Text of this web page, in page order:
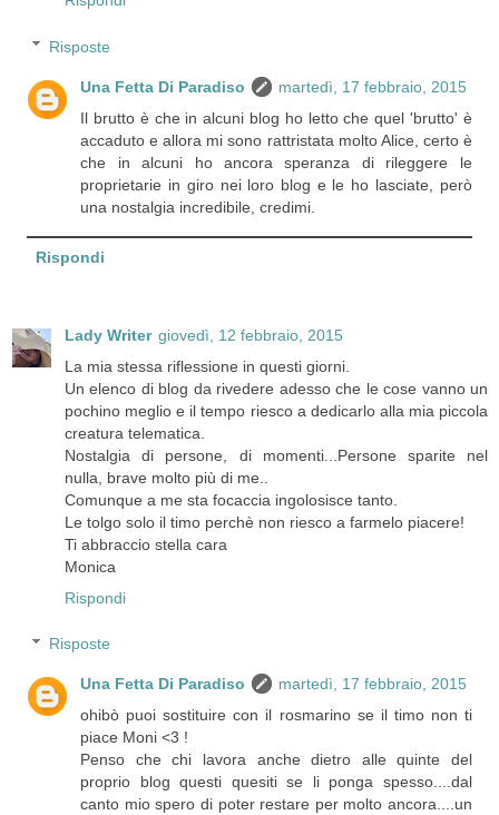
Risposte
Una Fetta Di Paradiso
martedì, 17 febbraio, 2015
Il brutto è che in alcuni blog ho letto che quel 'brutto' è
accaduto e allora mi sono rattristata molto Alice, certo è
che in alcuni ho ancora speranza di rileggere le
proprietarie in giro nei loro blog e le ho lasciate, però
una nostalgia incredibile, credimi.
Rispondi
Lady Writer giovedì, 12 febbraio, 2015
La mia stessa riflessione in questi giorni.
Un elenco di blog da rivedere adesso che le cose vanno un
pochino meglio e il tempo riesco a dedicarlo alla mia piccola
creatura telematica.
Nostalgia di persone, di momenti...Persone sparite nel
nulla, brave molto più di me..
Comunque a me sta focaccia ingolosisce tanto.
Le tolgo solo il timo perchè non riesco a farmelo piacere!
Ti abbraccio stella cara
Monica
Rispondi
Risposte
Una Fetta Di Paradiso
martedì, 17 febbraio, 2015
ohibò puoi sostituire con il rosmarino se il timo non ti
piace Moni <3 !
Penso che chi lavora anche dietro alle quinte del
proprio blog questi quesiti se li ponga spesso....dal
canto mio spero di poter restare per molto ancora....un